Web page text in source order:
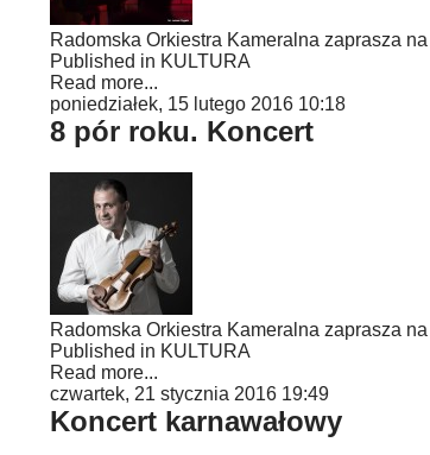
Radomska Orkiestra Kameralna zaprasza
Published in KULTURA
Read more...
poniedziałek, 15 lutego 2016 10:18
8 pór roku. Koncert
Radomska Orkiestra Kameralna zaprasza
Published in KULTURA
Read more...
czwartek, 21 stycznia 2016 19:49
Koncert karnawałowy